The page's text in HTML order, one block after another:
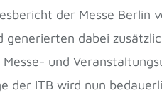
der Messe Berlin
generierten dabei
Messe- und
der ITB wird nun